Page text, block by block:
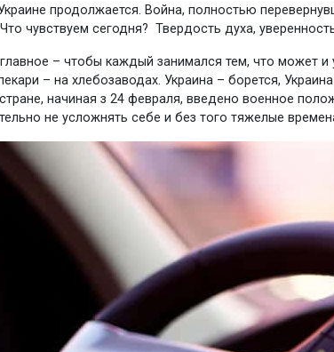
продолжается. Война, полностью
чувствуем сегодня? Твердость духа,
– чтобы каждый занимался тем, что может
– на хлебозаводах. Украина – борется,
начиная з 24 февраля, введено военное
не усложнять себе и без того тяжелые